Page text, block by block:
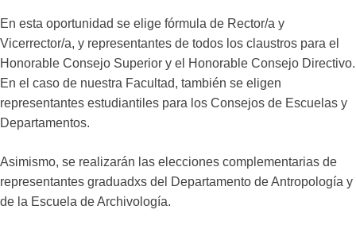
En esta oportunidad se elige fórmula de Rector/a y
Vicerrector/a, y representantes de todos los claustros para el
Honorable Consejo Superior y el Honorable Consejo Directivo.
En el caso de nuestra Facultad, también se eligen
representantes estudiantiles para los Consejos de Escuelas y
Departamentos.
Asimismo, se realizarán las elecciones complementarias de
representantes graduadxs del Departamento de Antropología y
de la Escuela de Archivología.